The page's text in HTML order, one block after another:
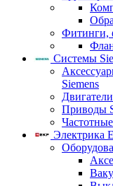
Фитинги,
Системы
Siemens
Приводы
Электрика